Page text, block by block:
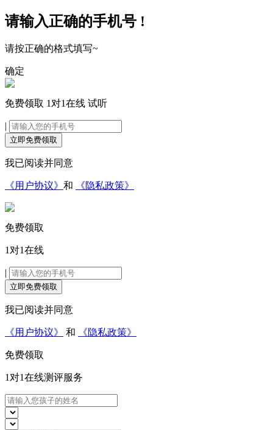
请输入正确的手机号 !
请按正确的格式填写~
确定
免费领取 1对1在线 试听
|
立即免费领取
我已阅读并同意
《用户协议》 和 《隐私政策》
免费领取
1对1在线
|
立即免费领取
我已阅读并同意
《用户协议》 和 《隐私政策》
免费领取
1对1在线测评服务